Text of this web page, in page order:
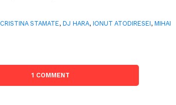
CRISTINA STAMATE,DJ HARA,IONUT ATODIRESEI,MIHAI
1 COMMENT